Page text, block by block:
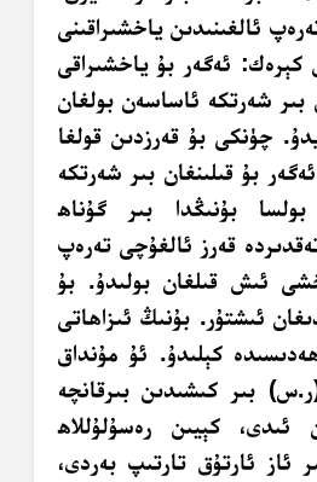
ئالغىنىدىن ياخشىراقىنى
كېرەك: ئەگەر بۇ ياخشىراقى
بىر شەرتكە ئاساسەن بولغان
چۈنكى بۇ قەرزدىن قولغا
بۇ قىلىنغان بىر شەرتكە
بۇنىڭدا بىر گۇناھ
قەرز ئالغۇچى تەرەپ
ئىش قىلغان بولىدۇ. بۇ
ئىشتۇر. بۇنىڭ ئىزاھاتى
كېلىدۇ. ئۇ مۇنداق
بىر كىشىدىن بىرقانچە
ئىدى، كېيىن رەسۇلۇللاھ
ئاز ئارتۇق تارتىپ بەردى،